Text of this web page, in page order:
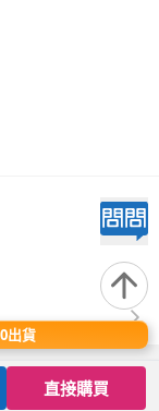
出貨
直接購買